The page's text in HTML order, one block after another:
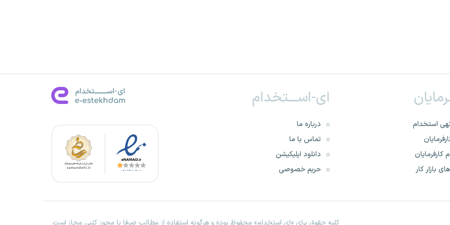
استخدام
کارفرمایان
بازار کار
ای-اســـتخدام
درباره ما
تماس با ما
دانلود اپلیکیشن
حریم خصوصی
کلیه حقوق برای «ای استخدام» محفوظ بوده و هرگونه استفاده از مطالب صرفا با مجوز کتبی مجاز است.